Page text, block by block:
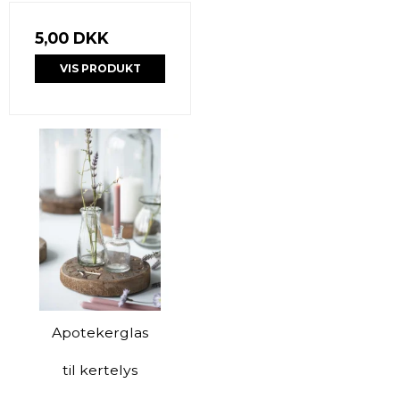
5,00 DKK
VIS PRODUKT
Apotekerglas
til kertelys